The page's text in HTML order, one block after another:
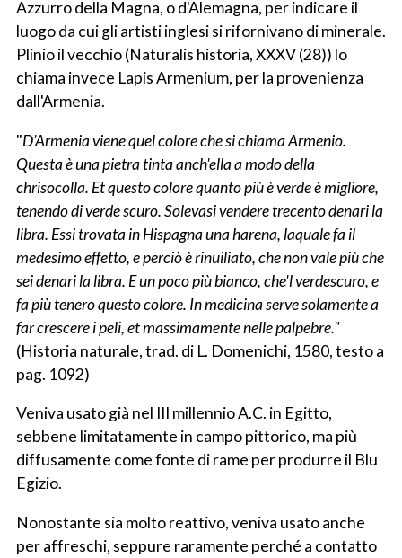
Azzurro della Magna, o d'Alemagna, per indicare il
luogo da cui gli artisti inglesi si rifornivano di minerale.
Plinio il vecchio (Naturalis historia, XXXV (28)) lo
chiama invece Lapis Armenium, per la provenienza
dall'Armenia.
"D'Armenia viene quel colore che si chiama Armenio.
Questa è una pietra tinta anch'ella a modo della
chrisocolla. Et questo colore quanto più è verde è migliore,
tenendo di verde scuro. Solevasi vendere trecento denari la
libra. Essi trovata in Hispagna una harena, laquale fa il
medesimo effetto, e perciò è rinuiliato, che non vale più che
sei denari la libra. E un poco più bianco, che'l verdescuro, e
fa più tenero questo colore. In medicina serve solamente a
far crescere i peli, et massimamente nelle palpebre."
(Historia naturale, trad. di L. Domenichi, 1580, testo a
pag. 1092)
Veniva usato già nel III millennio A.C. in Egitto,
sebbene limitatamente in campo pittorico, ma più
diffusamente come fonte di rame per produrre il Blu
Egizio.
Nonostante sia molto reattivo, veniva usato anche
per affreschi, seppure raramente perché a contatto